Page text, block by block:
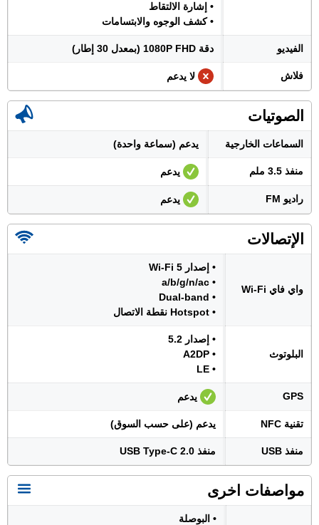
• إشارة الالتقاط
• كشف الوجوه والابتسامات
الفيديو دقة 1080P FHD (بمعدل 30 إطار)
فلاش لا يدعم
الصوتيات
السماعات الخارجية يدعم (سماعة واحدة)
منفذ 3.5 ملم يدعم
راديو FM يدعم
الإتصالات
واي فاي Wi-Fi
• إصدار Wi-Fi 5
• a/b/g/n/ac
• Dual-band
• Hotspot نقطة الاتصال
البلوتوث
• إصدار 5.2
• A2DP
• LE
GPS يدعم
تقنية NFC يدعم (على حسب السوق)
منفذ USB منفذ USB Type-C 2.0
مواصفات اخرى
• البوصلة